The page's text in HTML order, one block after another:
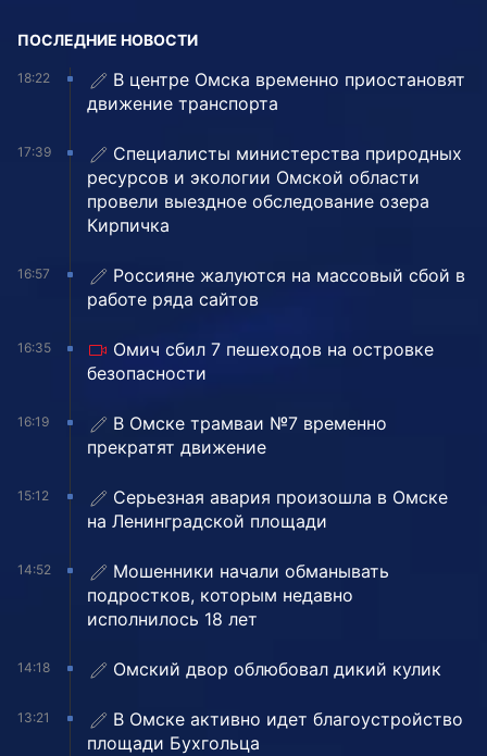
ПОСЛЕДНИЕ НОВОСТИ
18:22
В центре Омска временно приостановят
движение транспорта
17:39
Специалисты министерства природных
ресурсов и экологии Омской области
провели выездное обследование озера
Кирпичка
16:57
Россияне жалуются на массовый сбой в
работе ряда сайтов
16:35
Омич сбил 7 пешеходов на островке
безопасности
16:19
В Омске трамваи №7 временно
прекратят движение
15:12
Серьезная авария произошла в Омске
на Ленинградской площади
14:52
Мошенники начали обманывать
подростков, которым недавно
исполнилось 18 лет
14:18 Омский двор облюбовал дикий кулик
13:21
В Омске активно идет благоустройство
площади Бухгольца